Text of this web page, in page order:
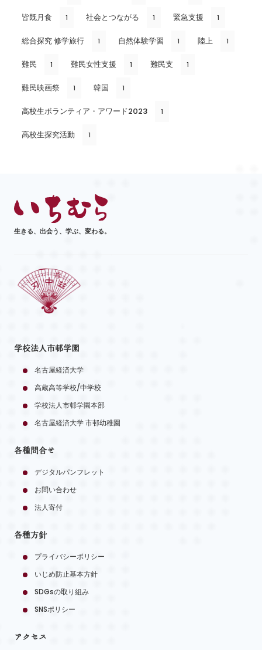
皆既月食 1 社会とつながる 1 緊急支援 1
総合探究 修学旅行 1 自然体験学習 1 陸上 1
難民 1 難民女性支援 1 難民支 1
難民映画祭 1 韓国 1
高校生ボランティア・アワード2023 1
高校生探究活動 1
生きる、出会う、学ぶ、変わる。
学校法人市邨学園
名古屋経済大学
高蔵高等学校/中学校
学校法人市邨学園本部
名古屋経済大学 市邨幼稚園
各種問合せ
デジタルパンフレット
お問い合わせ
法人寄付
各種方針
プライバシーポリシー
いじめ防止基本方針
SDGsの取り組み
SNSポリシー
アクセス